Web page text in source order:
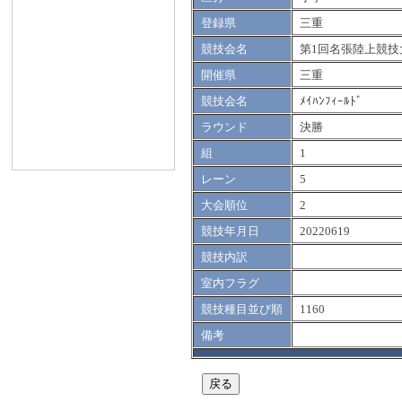
登録県
三重
競技会名
第1回名張陸上競
開催県
三重
競技会名
ﾒｲﾊﾝﾌｨｰﾙﾄﾞ
ラウンド
決勝
組
1
レーン
5
大会順位
2
競技年月日
20220619
競技内訳
室内フラグ
競技種目並び順
1160
備考